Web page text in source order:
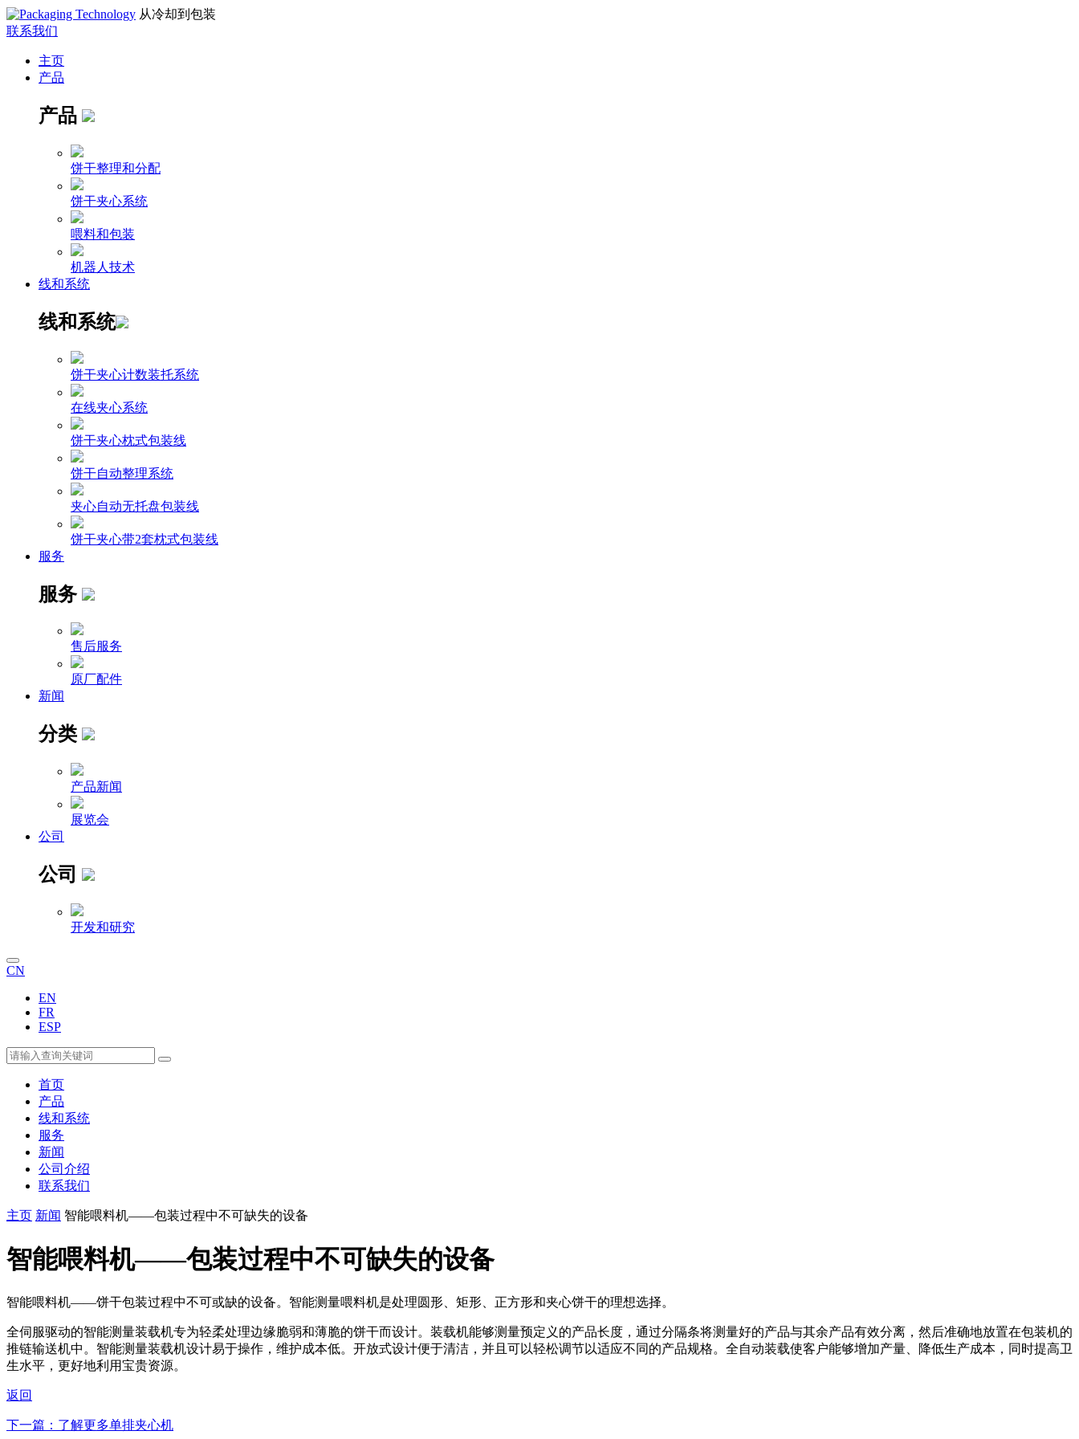
从冷却到包装
联系我们
主页
产品
产品
饼干整理和分配
饼干夹心系统
喂料和包装
机器人技术
线和系统
线和系统
饼干夹心计数装托系统
在线夹心系统
饼干夹心枕式包装线
饼干自动整理系统
夹心自动无托盘包装线
饼干夹心带2套枕式包装线
服务
服务
售后服务
原厂配件
新闻
分类
产品新闻
展览会
公司
公司
开发和研究
CN
EN
FR
ESP
首页
产品
线和系统
服务
新闻
公司介绍
联系我们
主页 新闻 智能喂料机——包装过程中不可缺失的设备
智能喂料机——包装过程中不可缺失的设备
智能喂料机——饼干包装过程中不可或缺的设备。智能测量喂料机是处理圆形、矩形、正方形和夹心饼干的理想选择。
全伺服驱动的智能测量装载机专为轻柔处理边缘脆弱和薄脆的饼干而设计。装载机能够测量预定义的产品长度，通过分隔条将测量好的产品与其余产品有效分离，然后准确地放置在包装机的
推链输送机中。智能测量装载机设计易于操作，维护成本低。开放式设计便于清洁，并且可以轻松调节以适应不同的产品规格。全自动装载使客户能够增加产量、降低生产成本，同时提高卫
生水平，更好地利用宝贵资源。
返回
下一篇：了解更多单排夹心机